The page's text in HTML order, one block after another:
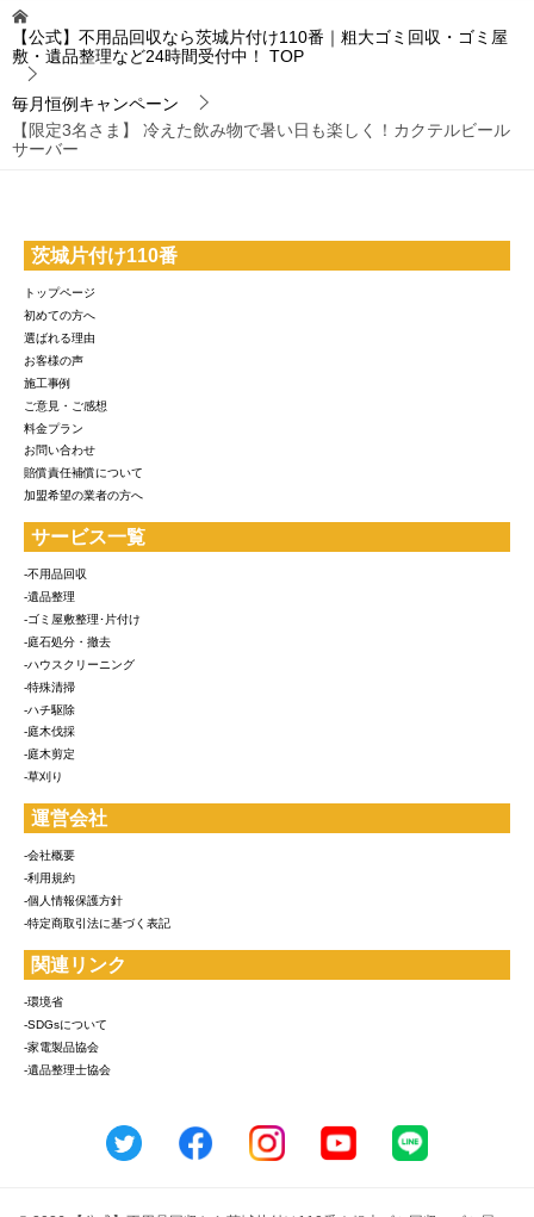
【公式】不用品回収なら茨城片付け110番｜粗大ゴミ回収・ゴミ屋
敷・遺品整理など24時間受付中！
TOP
毎月恒例キャンペーン
【限定3名さま】 冷えた飲み物で暑い日も楽しく！カクテルビール
サーバー
茨城片付け110番
トップページ
初めての方へ
選ばれる理由
お客様の声
施工事例
ご意見・ご感想
料金プラン
お問い合わせ
賠償責任補償について
加盟希望の業者の方へ
サービス一覧
-不用品回収
-遺品整理
-ゴミ屋敷整理･片付け
-庭石処分・撤去
-ハウスクリーニング
-特殊清掃
-ハチ駆除
-庭木伐採
-庭木剪定
-草刈り
運営会社
-会社概要
-利用規約
-個人情報保護方針
-特定商取引法に基づく表記
関連リンク
-環境省
-SDGsについて
-家電製品協会
-遺品整理士協会